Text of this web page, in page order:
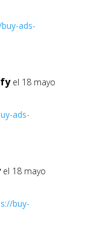
ads-
el 18 mayo
ads-
el 18 mayo
buy-